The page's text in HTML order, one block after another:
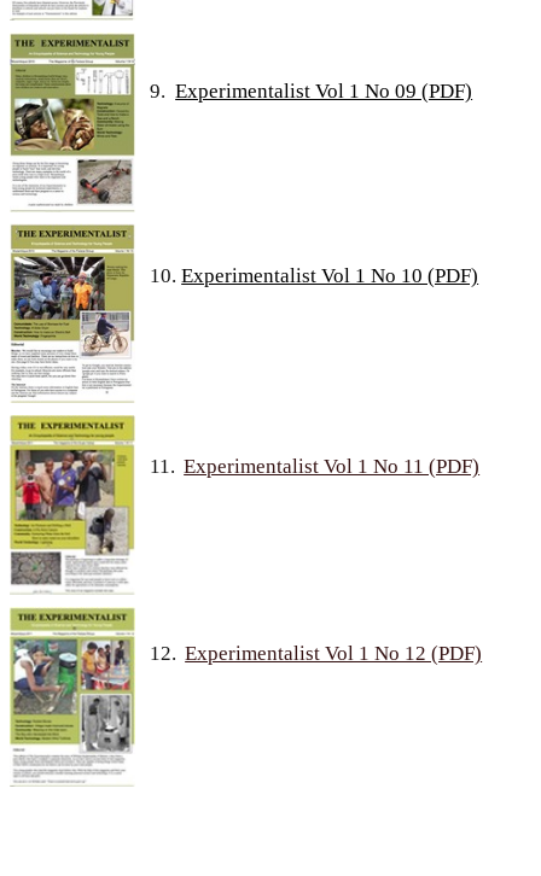
9. Experimentalist Vol 1 No 09 (PDF)
10. Experimentalist Vol 1 No 10 (PDF)
11. Experimentalist Vol 1 No 11 (PDF)
12. Experimentalist Vol 1 No 12 (PDF)